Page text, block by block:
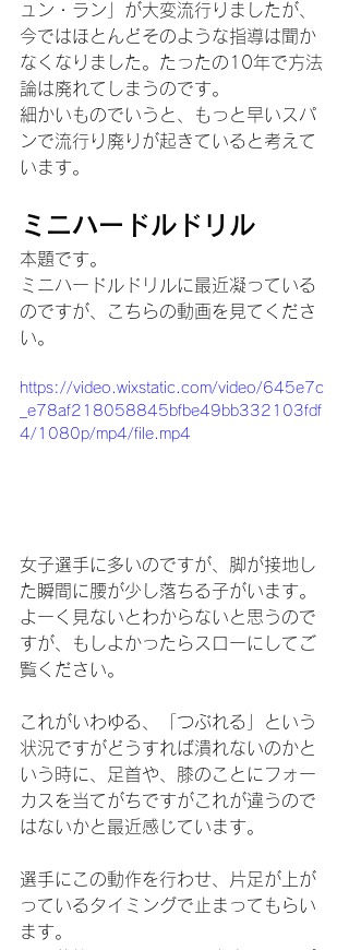
ュン・ラン」が大変流行りましたが、
今ではほとんどそのような指導は聞か
なくなりました。たったの10年で方法
論は廃れてしまうのです。
細かいものでいうと、もっと早いスパ
ンで流行り廃りが起きていると考えて
います。
ミニハードルドリル
本題です。
ミニハードルドリルに最近凝っている
のですが、こちらの動画を見てくださ
い。
https://video.wixstatic.com/video/645e7c
_e78af218058845bfbe49bb332103fdf
4/1080p/mp4/file.mp4
女子選手に多いのですが、脚が接地し
た瞬間に腰が少し落ちる子がいます。
よーく見ないとわからないと思うので
すが、もしよかったらスローにしてご
覧ください。
これがいわゆる、「つぶれる」という
状況ですがどうすれば潰れないのかと
いう時に、足首や、膝のことにフォー
カスを当てがちですがこれが違うので
はないかと最近感じています。
選手にこの動作を行わせ、片足が上が
っているタイミングで止まってもらい
ます。